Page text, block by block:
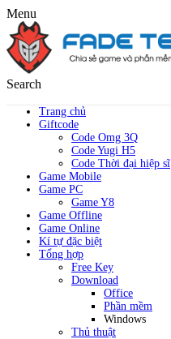
Menu
Search
Trang chủ
Giftcode
Code Omg 3Q
Code Yugi H5
Code Thời đại hiệp sĩ
Game Mobile
Game PC
Game Y8
Game Offline
Game Online
Kí tự đặc biệt
Tổng hợp
Free Key
Download
Office
Phần mềm
Windows
Thủ thuật